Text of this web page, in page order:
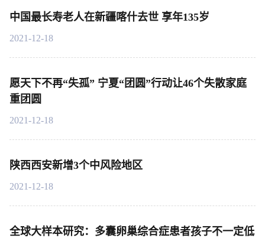
中国最长寿老人在新疆喀什去世 享年135岁
2021-12-18
愿天下不再“失孤” 宁夏“团圆”行动让46个失散家庭
重团圆
2021-12-18
陕西西安新增3个中风险地区
2021-12-18
全球大样本研究：多囊卵巢综合症患者孩子不一定低